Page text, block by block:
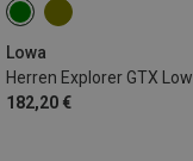
Lowa
Herren Explorer GTX
182,20 €